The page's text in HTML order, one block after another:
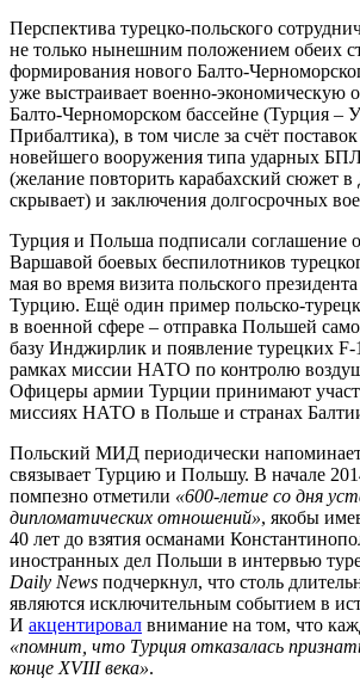
Перспектива турецко-польского
не только нынешним положением обеих
формирования нового Балто-
уже выстраивает военно-экономическую
Балто-Черноморском бассейне (Турция –
Прибалтика), в том числе за счёт
новейшего вооружения типа ударных
(желание повторить карабахский сюжет
скрывает) и заключения долгосрочных
Турция и Польша подписали соглашение
Варшавой боевых беспилотников
мая во время визита польского
Турцию. Ещё один пример польско-
в военной сфере – отправка Польшей
базу Инджирлик и появление турецких
рамках миссии НАТО по контролю
Офицеры армии Турции принимают
миссиях НАТО в Польше и странах
Польский МИД периодически
связывает Турцию и Польшу. В начале
помпезно отметили «600-летие со дня
дипломатических отношений», якобы
40 лет до взятия османами
иностранных дел Польши в интервью
Daily News подчеркнул, что столь
являются исключительным событием в
И акцентировал внимание на том, что
«помнит, что Турция отказалась
конце XVIII века».